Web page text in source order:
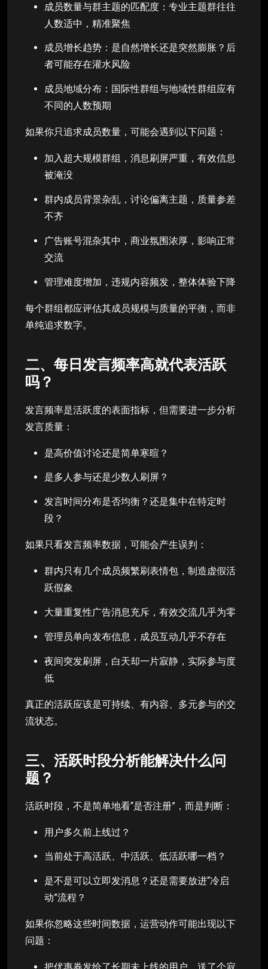
成员数量与群主题的匹配度：专业主题群往往
人数适中，精准聚焦
成员增长趋势：是自然增长还是突然膨胀？后
者可能存在灌水风险
成员地域分布：国际性群组与地域性群组应有
不同的人数预期
如果你只追求成员数量，可能会遇到以下问题：
加入超大规模群组，消息刷屏严重，有效信息
被淹没
群内成员背景杂乱，讨论偏离主题，质量参差
不齐
广告账号混杂其中，商业氛围浓厚，影响正常
交流
管理难度增加，违规内容频发，整体体验下降
每个群组都应评估其成员规模与质量的平衡，而非
单纯追求数字。
二、每日发言频率高就代表活跃
吗？
发言频率是活跃度的表面指标，但需要进一步分析
发言质量：
是高价值讨论还是简单寒暄？
是多人参与还是少数人刷屏？
发言时间分布是否均衡？还是集中在特定时
段？
如果只看发言频率数据，可能会产生误判：
群内只有几个成员频繁刷表情包，制造虚假活
跃假象
大量重复性广告消息充斥，有效交流几乎为零
管理员单向发布信息，成员互动几乎不存在
夜间突发刷屏，白天却一片寂静，实际参与度
低
真正的活跃应该是可持续、有内容、多元参与的交
流状态。
三、活跃时段分析能解决什么问
题？
活跃时段，不是简单地看“是否注册”，而是判断：
用户多久前上线过？
当前处于高活跃、中活跃、低活跃哪一档？
是不是可以立即发消息？还是需要放进“冷启
动”流程？
如果你忽略这些时间数据，运营动作可能出现以下
问题：